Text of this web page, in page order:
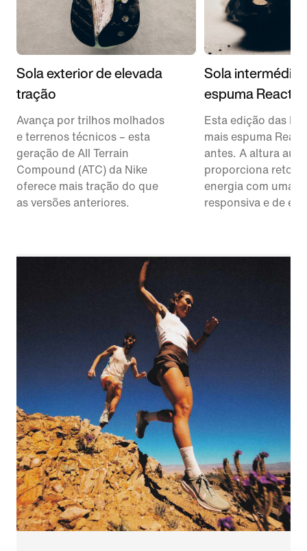
Sola exterior de elevada
tração
Avança por trilhos molhados
e terrenos técnicos – esta
geração de All Terrain
Compound (ATC) da Nike
oferece mais tração do que
as versões anteriores.
Sola intermédia
espuma ReactX
Esta edição das
mais espuma
antes. A altura
proporciona
energia com uma
responsiva e de